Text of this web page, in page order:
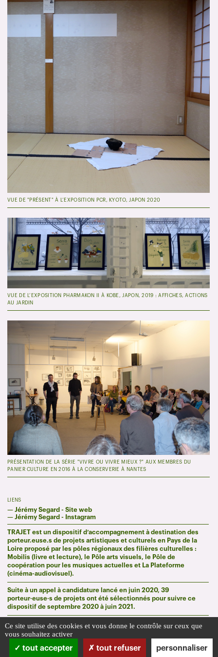
VUE DE "PRÉSENT" À L’EXPOSITION PCR, KYOTO, JAPON 2020
VUE DE L’EXPOSITION PHARMAKON II À KOBE, JAPON, 2019 : AFFICHES, ACTIONS
AU JARDIN
PRÉSENTATION DE LA SÉRIE "VIVRE OU VIVRE MIEUX ?" AUX MEMBRES DU
PANIER CULTURE EN 2016 À LA CONSERVERIE À NANTES
LIENS
— Jérémy Segard - Site web
— Jérémy Segard - Instagram
TRAJET est un dispositif d’accompagnement à destination des
porteur.euse.s de projets artistiques et culturels en Pays de la
Loire proposé par les pôles régionaux des filières culturelles :
Mobilis (livre et lecture), le Pôle arts visuels, le Pôle de
coopération pour les musiques actuelles et La Plateforme
(cinéma-audiovisuel).
Suite à un appel à candidature lancé en juin 2020, 39
porteur·euse·s de projets ont été sélectionnés pour suivre ce
dispositif de septembre 2020 à juin 2021.
Ce site utilise des cookies et vous donne le contrôle sur ceux que
vous souhaitez activer
tout accepter
tout refuser personnaliser